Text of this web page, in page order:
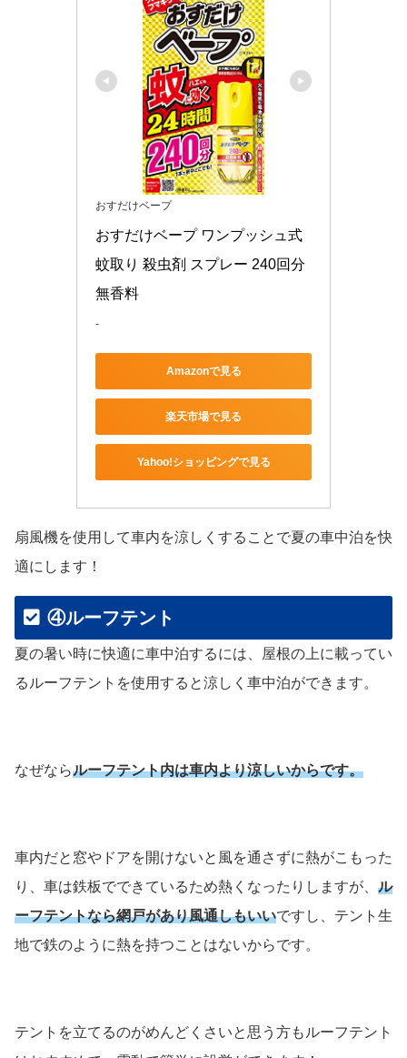
おすだけベープ
おすだけベープ ワンプッシュ式
蚊取り 殺虫剤 スプレー 240回分
無香料
-
Amazonで見る
楽天市場で見る
Yahoo!ショッピングで見る
扇風機を使用して車内を涼しくすることで夏の車中泊を快
適にします！
④ルーフテント
夏の暑い時に快適に車中泊するには、屋根の上に載ってい
るルーフテントを使用すると涼しく車中泊ができます。
なぜならルーフテント内は車内より涼しいからです。
車内だと窓やドアを開けないと風を通さずに熱がこもった
り、車は鉄板でできているため熱くなったりしますが、 ル
ーフテントなら網戸があり風通しもいいですし、テント生
地で鉄のように熱を持つことはないからです。
テントを立てるのがめんどくさいと思う方もルーフテント